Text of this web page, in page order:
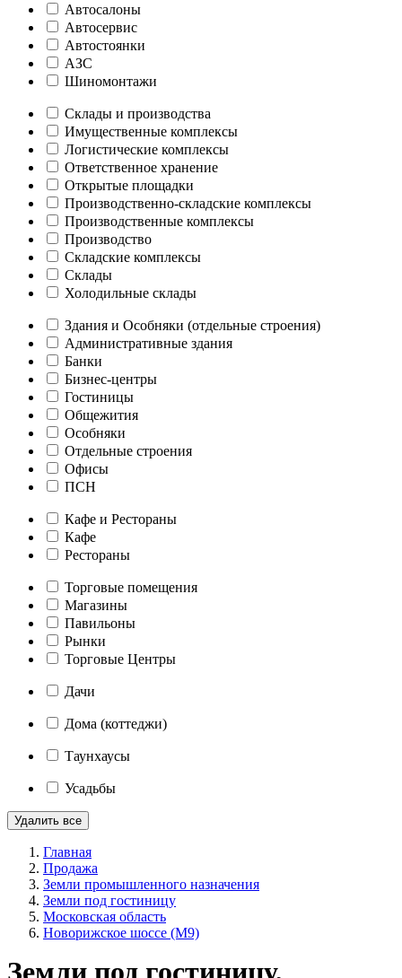
Автосалоны
Автосервис
Автостоянки
АЗС
Шиномонтажи
Склады и производства
Имущественные комплексы
Логистические комплексы
Ответственное хранение
Открытые площадки
Производственно-складские комплексы
Производственные комплексы
Производство
Складские комплексы
Склады
Холодильные склады
Здания и Особняки (отдельные строения)
Административные здания
Банки
Бизнес-центры
Гостиницы
Общежития
Особняки
Отдельные строения
Офисы
ПСН
Кафе и Рестораны
Кафе
Рестораны
Торговые помещения
Магазины
Павильоны
Рынки
Торговые Центры
Дачи
Дома (коттеджи)
Таунхаусы
Усадьбы
Удалить все
Главная
Продажа
Земли промышленного назначения
Земли под гостиницу
Московская область
Новорижское шоссе (М9)
Земли под гостиницу,